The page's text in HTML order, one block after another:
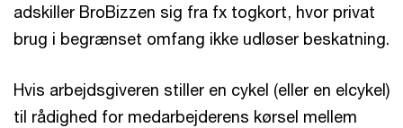
adskiller BroBizzen sig fra fx togkort, hvor privat
brug i begrænset omfang ikke udløser beskatning.
Hvis arbejdsgiveren stiller en cykel (eller en elcykel)
til rådighed for medarbejderens kørsel mellem